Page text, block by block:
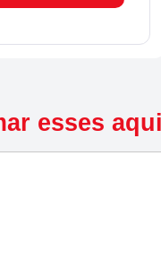
esses